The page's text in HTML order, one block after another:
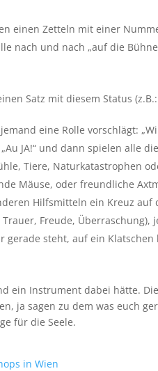
einen Zetteln mit einer
nach und nach „auf die
Satz mit diesem Status
eine Rolle vorschlägt:
JA!“ und dann spielen alle
Tiere, Naturkatastrophen
Mäuse, oder freundliche
Hilfsmitteln ein Kreuz auf
Freude, Überraschung),
steht, auf ein
ein Instrument dabei hätte.
ja sagen zu dem was euch
für die Seele.
in Wien